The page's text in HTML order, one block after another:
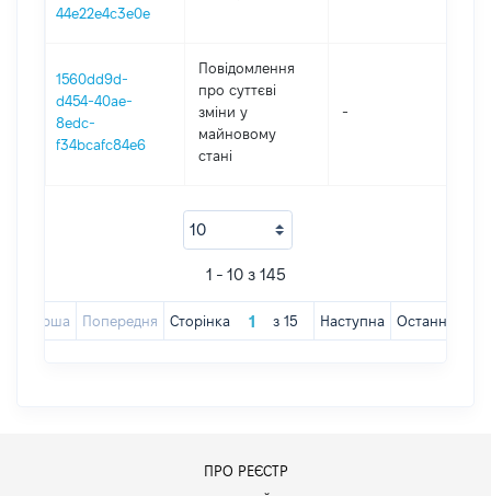
44e22e4c3e0e
1560dd9d-
d454-40ae-
8edc-
f34bcafc84e6
Повідомлення
про суттєві
зміни y
майновому
стані
-
1 - 10 з 145
Перша Попередня Сторінка з 15 Наступна Остання
ПРО РЕЄСТР